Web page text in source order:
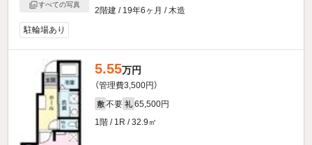
すべての写真
2階建 / 19年6ヶ月 / 木造
駐輪場あり
5.55万円
（管理費3,500円）
敷 不要 礼 65,500円
1階 / 1R / 32.9㎡